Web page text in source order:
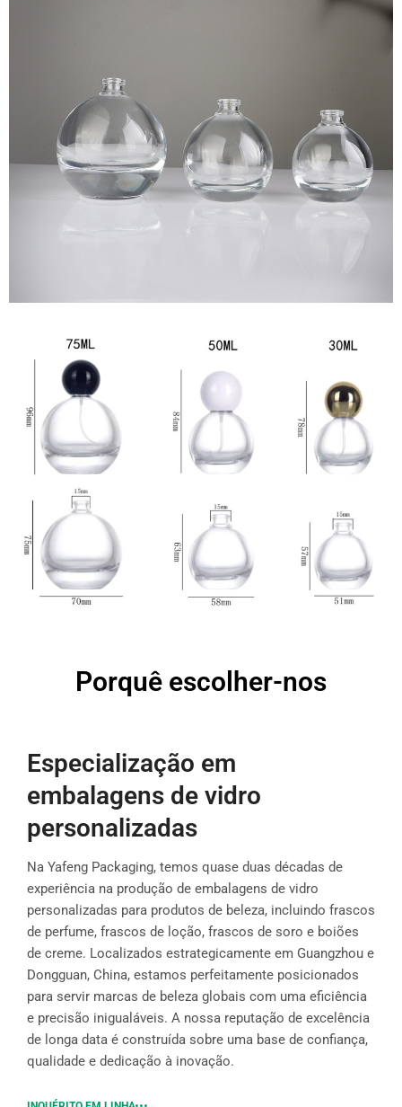
Porquê escolher-nos
Especialização em
embalagens de vidro
personalizadas
Na Yafeng Packaging, temos quase duas décadas de
experiência na produção de embalagens de vidro
personalizadas para produtos de beleza, incluindo frascos
de perfume, frascos de loção, frascos de soro e boiões
de creme. Localizados estrategicamente em Guangzhou e
Dongguan, China, estamos perfeitamente posicionados
para servir marcas de beleza globais com uma eficiência
e precisão inigualáveis. A nossa reputação de excelência
de longa data é construída sobre uma base de confiança,
qualidade e dedicação à inovação.